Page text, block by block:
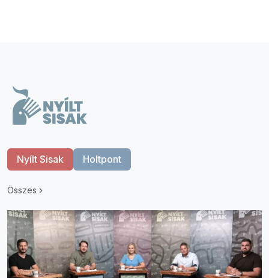
Nyílt Sisak Holtpont
Összes